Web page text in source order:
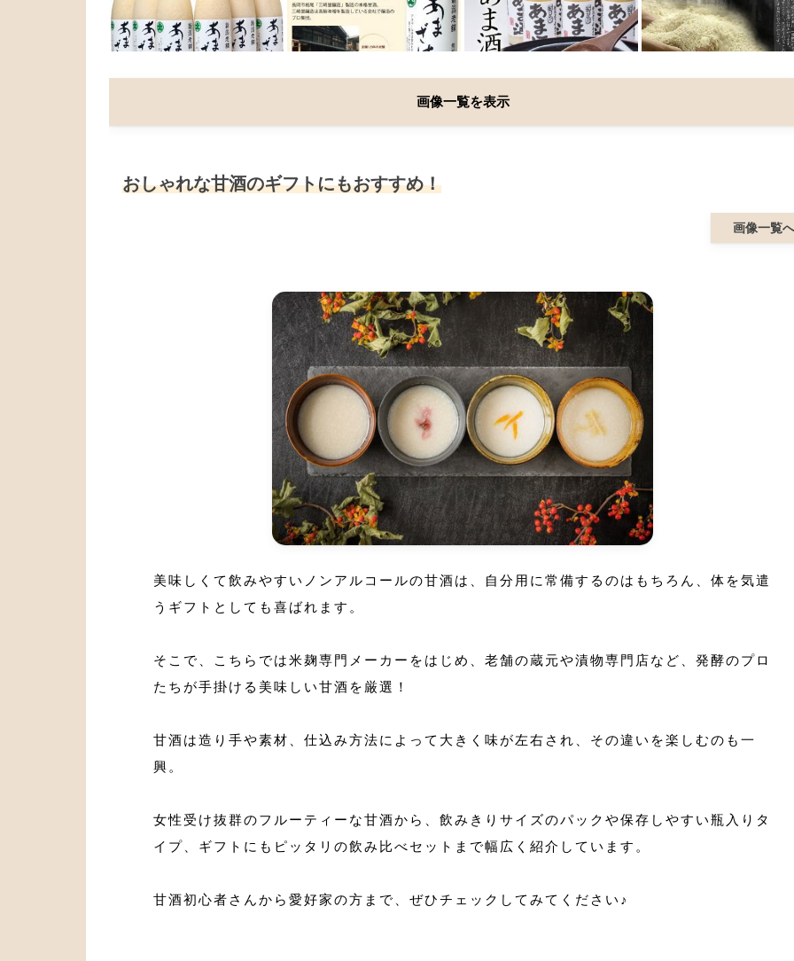
画像一覧を表示
おしゃれな甘酒のギフトにもおすすめ！
画像一覧へ
美味しくて飲みやすいノンアルコールの甘酒は、自分用に常備するのはもちろん、体を気遣
うギフトとしても喜ばれます。
そこで、こちらでは米麹専門メーカーをはじめ、老舗の蔵元や漬物専門店など、発酵のプロ
たちが手掛ける美味しい甘酒を厳選！
甘酒は造り手や素材、仕込み方法によって大きく味が左右され、その違いを楽しむのも一
興。
女性受け抜群のフルーティーな甘酒から、飲みきりサイズのパックや保存しやすい瓶入りタ
イプ、ギフトにもピッタリの飲み比べセットまで幅広く紹介しています。
甘酒初心者さんから愛好家の方まで、ぜひチェックしてみてください♪